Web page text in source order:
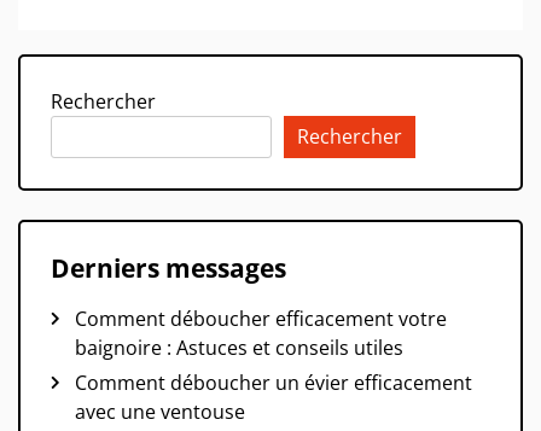
Rechercher
Rechercher
Derniers messages
Comment déboucher efficacement votre
baignoire : Astuces et conseils utiles
Comment déboucher un évier efficacement
avec une ventouse